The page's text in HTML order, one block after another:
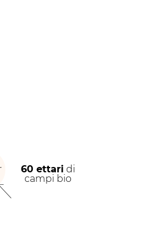
60 ettari di
campi bio